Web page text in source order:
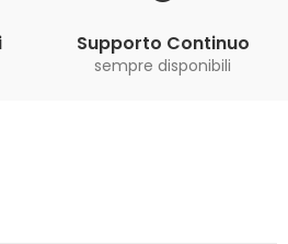
Supporto Continuo
sempre disponibili